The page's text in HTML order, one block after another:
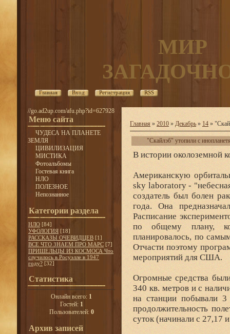
МИР
Главная Вход Регистрация RSS
//go.ad2up.com/afu.php?id=627928
Меню сайта
ЧУДЕСА НА ПЛАНЕТЕ
ЗЕМЛЯ
ЦИВИЛИЗАЦИЯ
МИСТИКА
Фотоальбомы
Гостевая книга
НЛО
ПОЛЕЗНОЕ
Непознанное
Категории раздела
НЛО [84]
УФОЛОГИЯ [18]
РАССКАЗЫ ОЧЕВИДЦЕВ [1]
ВСЕ ЧТО ЗНАЕМ ПРО МАРС [7]
ПРИШЕЛЬЦЫ ИЗ КОСМОСА Что
случилось в Росуэлле в 1947
году? [32]
Статистика
Онлайн всего: 1
Гостей: 1
Пользователей: 0
Архив записей
Главная » 2010 » Декабрь » 14 »
"Скайлэб" утопили с
В истории околоземной
Американскую
sky laboratory -
создатель был болен
года. Она
Расписание
по общему плану,
планировалось, по
Отчасти поэтому
мероприятий для США.
Огромные средства
340 кв. метров и с
на станции побывали 3
продолжительность
суток (начинали с 27,17